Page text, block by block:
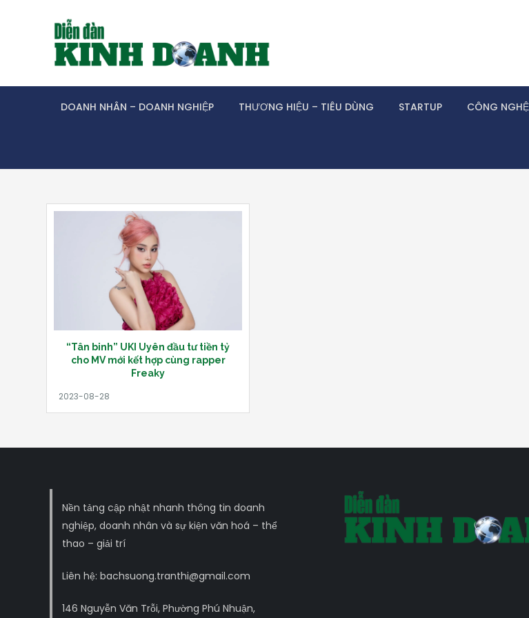
DOANH NHÂN – DOANH NGHIỆP THƯƠNG HIỆU – TIÊU DÙNG STARTUP CÔNG NGHỆ
“Tân binh” UKI Uyên đầu tư tiền tỷ
cho MV mới kết hợp cùng rapper
Freaky
Nền tảng cập nhật nhanh thông tin doanh
nghiệp, doanh nhân và sự kiện văn hoá – thể
thao – giải trí
Liên hệ: bachsuong.tranthi@gmail.com
146 Nguyễn Văn Trỗi, Phường Phú Nhuận,